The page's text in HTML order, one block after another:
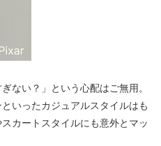
ない？」という心配はご無用。
いったカジュアルスタイルはも
カートスタイルにも意外とマッ